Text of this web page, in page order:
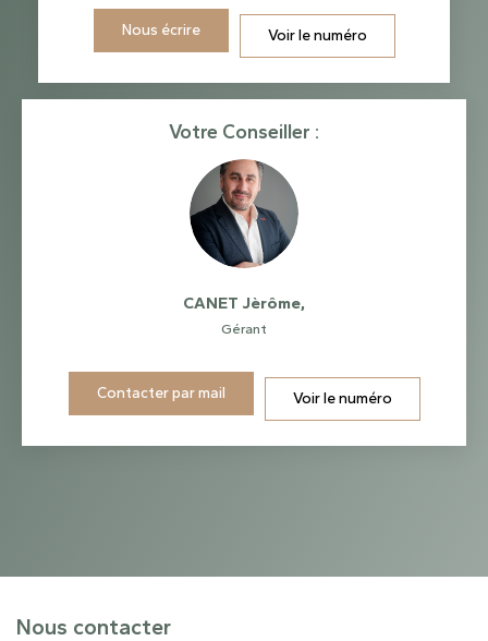
Nous écrire Voir le numéro
Votre Conseiller :
CANET Jèrôme,
Gérant
Contacter par mail Voir le numéro
Nous contacter